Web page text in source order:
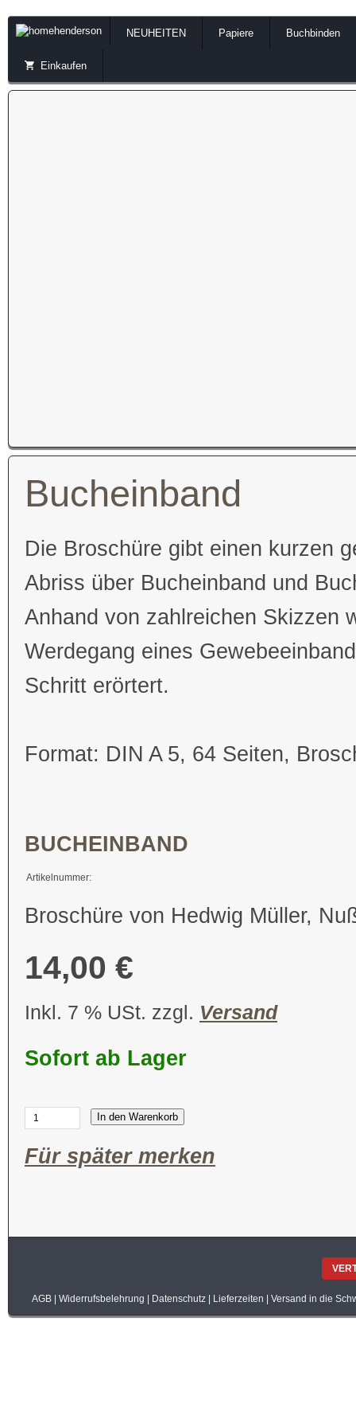
NEUHEITEN Papiere Buchbinden
Einkaufen
Bucheinband
Die Broschüre gibt einen kurzen
Abriss über Bucheinband und
Anhand von zahlreichen Skizzen
Werdegang eines
Schritt erörtert.
Format: DIN A 5, 64 Seiten,
BUCHEINBAND
Artikelnummer:
Broschüre von Hedwig Müller,
14,00 €
Inkl. 7 % USt. zzgl. Versand
Sofort ab Lager
In den Warenkorb
Für später merken
AGB| Widerrufsbelehrung Datenschutz| Lieferzeiten Versand in die